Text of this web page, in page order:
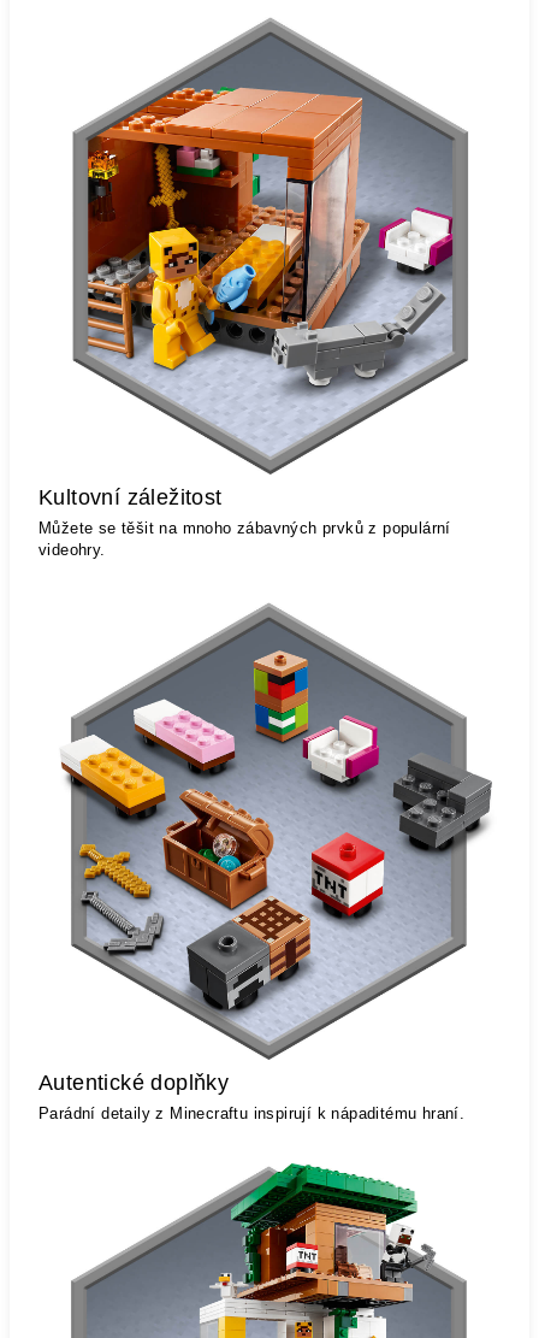
Kultovní záležitost
Můžete se těšit na mnoho zábavných prvků z populární
videohry.
Autentické doplňky
Parádní detaily z Minecraftu inspirují k nápaditému hraní.